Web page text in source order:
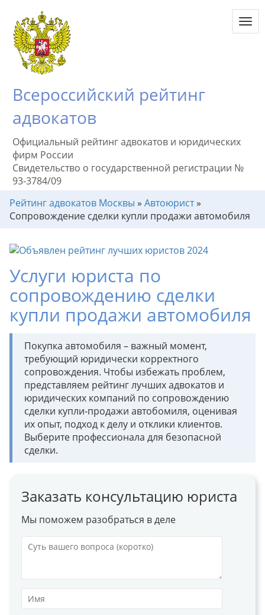
Всероссийский рейтинг
адвокатов
Официальный рейтинг адвокатов и юридических
фирм России
Свидетельство о государственной регистрации №
93-3784/09
Рейтинг адвокатов Москвы » Автоюрист»
Сопровождение сделки купли продажи автомобиля
Услуги юриста по
сопровождению сделки
купли продажи автомобиля
Покупка автомобиля – важный момент,
требующий юридически корректного
сопровождения. Чтобы избежать проблем,
представляем рейтинг лучших адвокатов и
юридических компаний по сопровождению
сделки купли-продажи автобомиля, оценивая
их опыт, подход к делу и отклики клиентов.
Выберите профессионала для безопасной
сделки.
Заказать консультацию юриста
Мы поможем разобраться в деле